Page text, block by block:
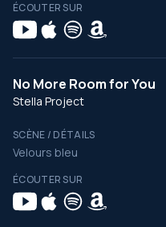
ÉCOUTER SUR
No More Room for You
Stella Project
SCÈNE / DÉTAILS
Velours bleu
ÉCOUTER SUR